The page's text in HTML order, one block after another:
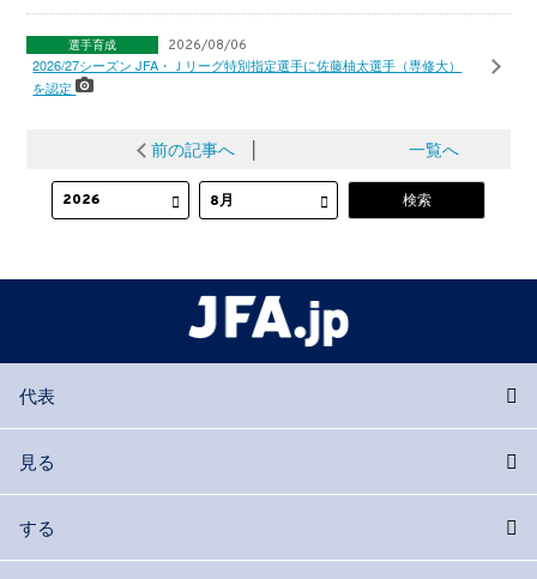
選手育成 2026/08/06
2026/27シーズン JFA・Ｊリーグ特別指定選手に佐藤柚太選手（専修大）
を認定
前の記事へ│ 一覧へ
代表
見る
する